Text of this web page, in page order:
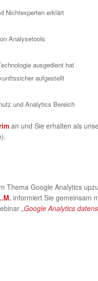
Nichtexperten erklärt
Analysetools
ausgedient hat
aufgestellt
und Analytics Bereich
an und Sie erhalten als
Thema Google Analytics
informiert Sie gemeinsam
„Google Analytics